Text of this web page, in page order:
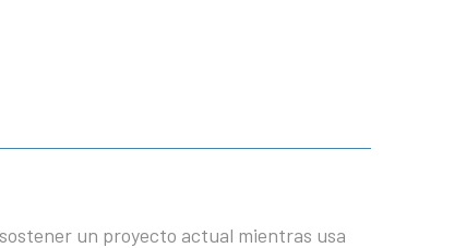
un proyecto actual mientras usa